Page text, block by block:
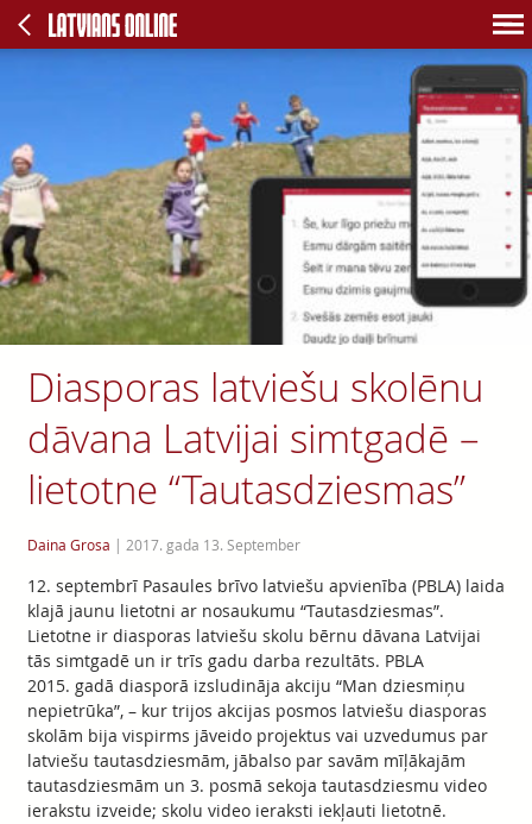
Diasporas latviešu skolēnu
dāvana Latvijai simtgadē –
lietotne “Tautasdziesmas”
Daina Grosa | 2017. gada 13. September
12. septembrī Pasaules brīvo latviešu apvienība (PBLA) laida
klajā jaunu lietotni ar nosaukumu “Tautasdziesmas”.
Lietotne ir diasporas latviešu skolu bērnu dāvana Latvijai
tās simtgadē un ir trīs gadu darba rezultāts. PBLA
2015. gadā diasporā izsludināja akciju “Man dziesmiņu
nepietrūka”, – kur trijos akcijas posmos latviešu diasporas
skolām bija vispirms jāveido projektus vai uzvedumus par
latviešu tautasdziesmām, jābalso par savām mīļākajām
tautasdziesmām un 3. posmā sekoja tautasdziesmu video
ierakstu izveide; skolu video ieraksti iekļauti lietotnē.